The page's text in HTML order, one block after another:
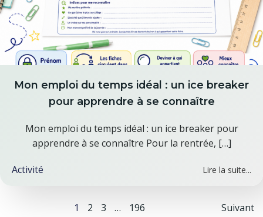
Mon emploi du temps idéal : un ice breaker
pour apprendre à se connaître
Mon emploi du temps idéal : un ice breaker pour
apprendre à se connaître Pour la rentrée, […]
Activité Lire la suite...
Page
1 Page
2 Page
3 … Page
196 Suivant